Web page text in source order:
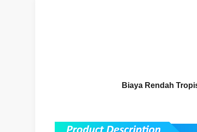
Biaya Rendah